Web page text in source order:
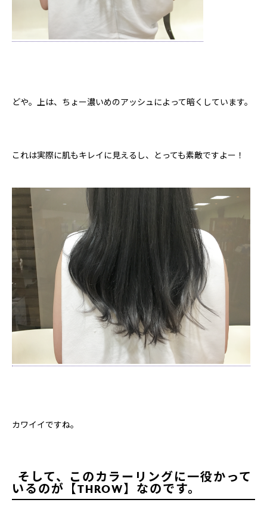
どや。上は、ちょー濃いめのアッシュによって暗くしています。
これは実際に肌もキレイに見えるし、とっても素敵ですよー！
カワイイですね。
そして、このカラーリングに一役かって
いるのが【THROW】なのです。